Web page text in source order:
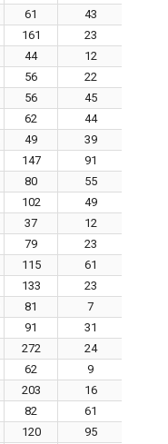
61 43
161 23
44 12
56 22
56 45
62 44
49 39
147 91
80 55
102 49
37 12
79 23
115 61
133 23
81 7
91 31
272 24
62 9
203 16
82 61
120 95